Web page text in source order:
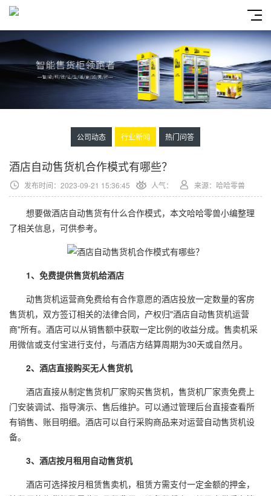
公司动态 行业新闻 热门问答
酒店自动售货机合作模式有哪些？
发布时间：2023-09-21 15:36:45 人气： 来源：哈哈零兽
想要做酒店自动售货有什么合作模式，本文哈哈零兽小编整理
了相关信息，可供参考。
1、免费提供售货机给酒店
动售货机运营商免费给有合作意愿的酒店投放一定数量的客房
售货机，双方签订相关的法律合同，产权归"酒店自动售货机运营
商"所有。酒店可以从销售额中获取一定比例的收益分成。售卖机采
用微信或支付宝进行支付，与酒店方结算周期为30天或自然月。
2、酒店直接购买无人售货机
酒店直接从制定售货机厂家购买售货机，售货机厂家责免费上
门安装调试、指导演示、售后维护。可以通过管理后台直接查看所
有销售、账目明细。酒店可以自行采购商品来对运营自动售货机设
备。
3、酒店按月租用自动售货机
酒店可选择按月租赁售卖机，租赁方需支付一定金额的押金，